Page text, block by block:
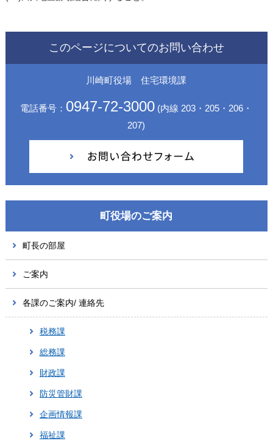
このページについてのお問い合わせ
川崎町役場 住宅環境課
電話番号： 0947-72-3000 (内線 203・205・206・
207)
町役場のご案内
町長の部屋
ご案内
各課のご案内/ 連絡先
税務課
総務課
財政課
防災管財課
企画情報課
福祉課